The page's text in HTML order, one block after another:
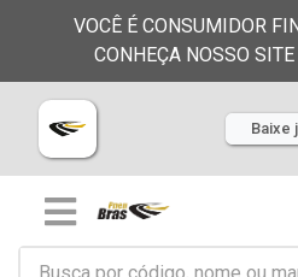
VOCÊ É CONSUMIDOR
CONHEÇA NOSSO
Baixe